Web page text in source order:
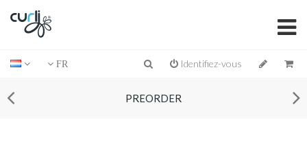
FR Identifiez-vous
PREORDER